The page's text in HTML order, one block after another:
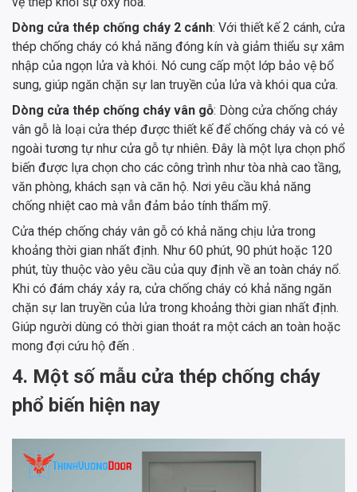
Dòng cửa thép chống cháy 2 cánh: Với thiết kế 2 cánh, cửa
thép chống cháy có khả năng đóng kín và giảm thiểu sự xâm
nhập của ngọn lửa và khói. Nó cung cấp một lớp bảo vệ bổ
sung, giúp ngăn chặn sự lan truyền của lửa và khói qua cửa.
Dòng cửa thép chống cháy vân gỗ: Dòng cửa chống cháy
vân gỗ là loại cửa thép được thiết kế để chống cháy và có vẻ
ngoài tương tự như cửa gỗ tự nhiên. Đây là một lựa chọn phổ
biến được lựa chọn cho các công trình như tòa nhà cao tầng,
văn phòng, khách sạn và căn hộ. Nơi yêu cầu khả năng
chống nhiệt cao mà vẫn đảm bảo tính thẩm mỹ.
Cửa thép chống cháy vân gỗ có khả năng chịu lửa trong
khoảng thời gian nhất định. Như 60 phút, 90 phút hoặc 120
phút, tùy thuộc vào yêu cầu của quy định về an toàn cháy nổ.
Khi có đám cháy xảy ra, cửa chống cháy có khả năng ngăn
chặn sự lan truyền của lửa trong khoảng thời gian nhất định.
Giúp người dùng có thời gian thoát ra một cách an toàn hoặc
mong đợi cứu hộ đến .
4. Một số mẫu cửa thép chống cháy
phổ biến hiện nay